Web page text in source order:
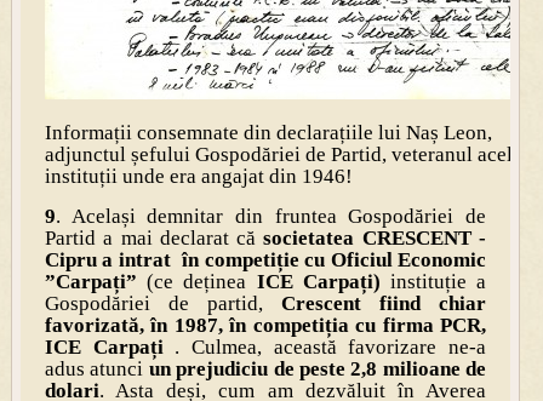
Informații consemnate din declarațiile lui Naș Leon,
adjunctul șefului Gospodăriei de Partid, veteranul acelei
instituții unde era angajat din 1946!
9. Același demnitar din fruntea Gospodăriei de
Partid a mai declarat căsocietatea CRESCENT -
Cipru a intrat în competiție cu Oficiul Economic
”Carpați” (ce deținea ICE Carpați) instituție a
Gospodăriei de partid, Crescent fiind chiar
favorizată, în 1987, în competiția cu firma PCR,
ICE Carpați . Culmea, această favorizare ne-a
adus atunci un prejudiciu de peste 2,8 milioane de
dolari. Asta deși, cum am dezvăluit în Averea